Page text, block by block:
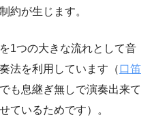
約が生じます。
1つの大きな流れとして音
法を利用しています（口笛
も息継ぎ無しで演奏出来て
ているためです）。